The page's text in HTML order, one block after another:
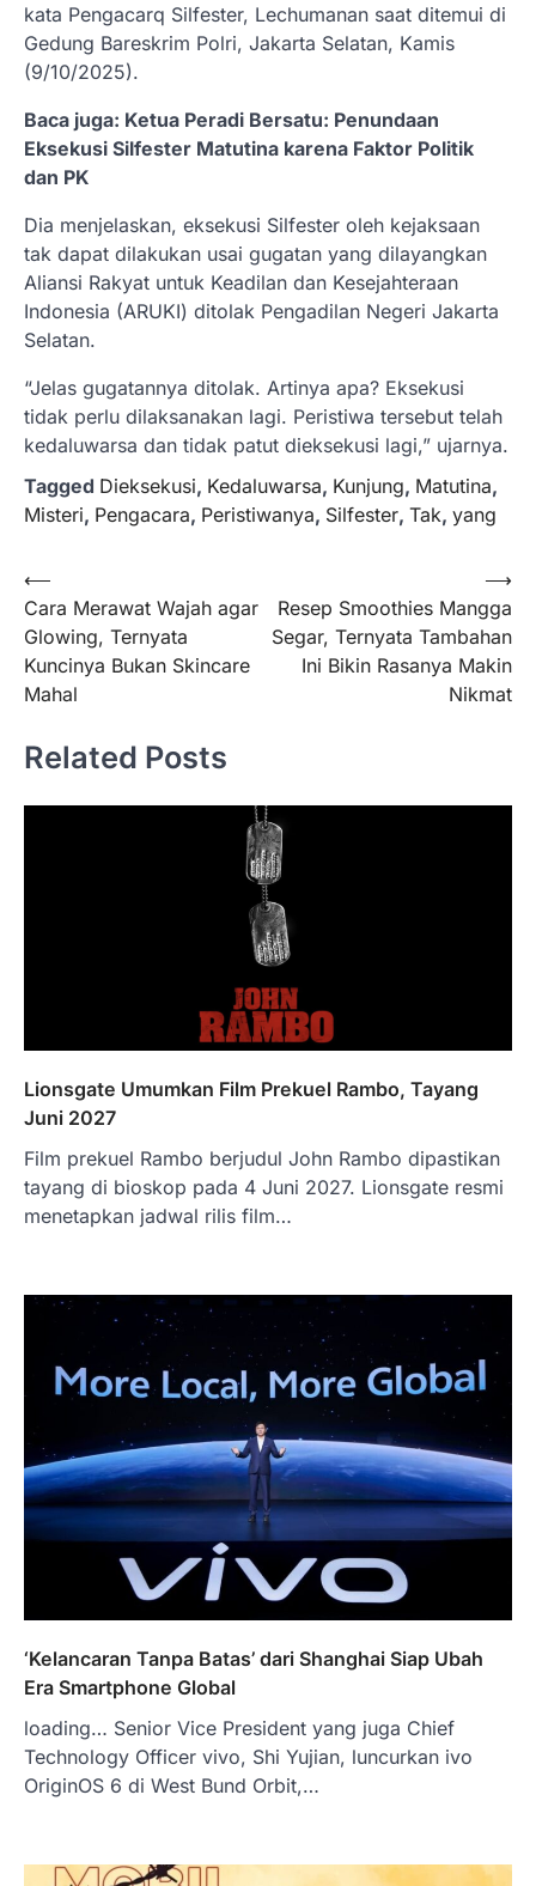
kata Pengacarq Silfester, Lechumanan saat ditemui di
Gedung Bareskrim Polri, Jakarta Selatan, Kamis
(9/10/2025).
Baca juga: Ketua Peradi Bersatu: Penundaan
Eksekusi Silfester Matutina karena Faktor Politik
dan PK
Dia menjelaskan, eksekusi Silfester oleh kejaksaan
tak dapat dilakukan usai gugatan yang dilayangkan
Aliansi Rakyat untuk Keadilan dan Kesejahteraan
Indonesia (ARUKI) ditolak Pengadilan Negeri Jakarta
Selatan.
“Jelas gugatannya ditolak. Artinya apa? Eksekusi
tidak perlu dilaksanakan lagi. Peristiwa tersebut telah
kedaluwarsa dan tidak patut dieksekusi lagi,” ujarnya.
Tagged Dieksekusi, Kedaluwarsa, Kunjung, Matutina,
Misteri, Pengacara, Peristiwanya, Silfester, Tak, yang
Navigasi
pos
⟵
Cara Merawat Wajah agar
Glowing, Ternyata
Kuncinya Bukan Skincare
Mahal
Resep Smoothies Mangga
Segar, Ternyata Tambahan
Ini Bikin Rasanya Makin
Nikmat
⟶
Related Posts
Lionsgate Umumkan Film Prekuel Rambo, Tayang
Juni 2027
Film prekuel Rambo berjudul John Rambo dipastikan
tayang di bioskop pada 4 Juni 2027. Lionsgate resmi
menetapkan jadwal rilis film…
‘Kelancaran Tanpa Batas’ dari Shanghai Siap Ubah
Era Smartphone Global
loading… Senior Vice President yang juga Chief
Technology Officer vivo, Shi Yujian, luncurkan ivo
OriginOS 6 di West Bund Orbit,…